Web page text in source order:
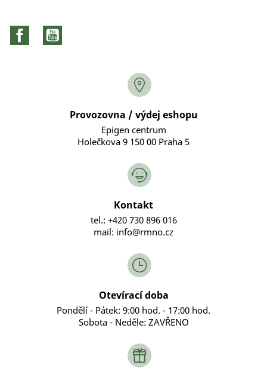
Facebook
Provozovna / výdej eshopu
Epigen centrum
Holečkova 9 150 00 Praha 5
Kontakt
tel.: +420 730 896 016
mail: info@rmno.cz
Otevírací doba
Pondělí - Pátek: 9:00 hod. - 17:00 hod.
Sobota - Neděle: ZAVŘENO